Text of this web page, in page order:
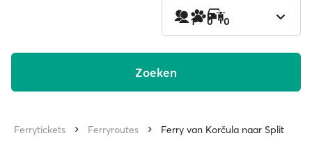
1 0 0
Zoeken
Ferrytickets Ferryroutes Ferry van Korčula naar Split